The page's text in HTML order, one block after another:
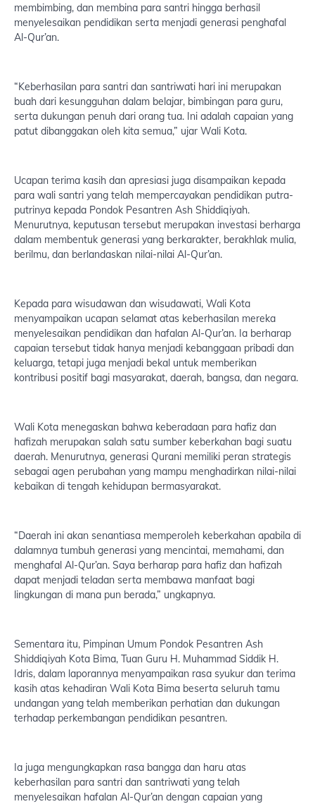
membimbing, dan membina para santri hingga berhasil
menyelesaikan pendidikan serta menjadi generasi penghafal
Al-Qur’an.
“Keberhasilan para santri dan santriwati hari ini merupakan
buah dari kesungguhan dalam belajar, bimbingan para guru,
serta dukungan penuh dari orang tua. Ini adalah capaian yang
patut dibanggakan oleh kita semua,” ujar Wali Kota.
Ucapan terima kasih dan apresiasi juga disampaikan kepada
para wali santri yang telah mempercayakan pendidikan putra-
putrinya kepada Pondok Pesantren Ash Shiddiqiyah.
Menurutnya, keputusan tersebut merupakan investasi berharga
dalam membentuk generasi yang berkarakter, berakhlak mulia,
berilmu, dan berlandaskan nilai-nilai Al-Qur’an.
Kepada para wisudawan dan wisudawati, Wali Kota
menyampaikan ucapan selamat atas keberhasilan mereka
menyelesaikan pendidikan dan hafalan Al-Qur’an. Ia berharap
capaian tersebut tidak hanya menjadi kebanggaan pribadi dan
keluarga, tetapi juga menjadi bekal untuk memberikan
kontribusi positif bagi masyarakat, daerah, bangsa, dan negara.
Wali Kota menegaskan bahwa keberadaan para hafiz dan
hafizah merupakan salah satu sumber keberkahan bagi suatu
daerah. Menurutnya, generasi Qurani memiliki peran strategis
sebagai agen perubahan yang mampu menghadirkan nilai-nilai
kebaikan di tengah kehidupan bermasyarakat.
“Daerah ini akan senantiasa memperoleh keberkahan apabila di
dalamnya tumbuh generasi yang mencintai, memahami, dan
menghafal Al-Qur’an. Saya berharap para hafiz dan hafizah
dapat menjadi teladan serta membawa manfaat bagi
lingkungan di mana pun berada,” ungkapnya.
Sementara itu, Pimpinan Umum Pondok Pesantren Ash
Shiddiqiyah Kota Bima, Tuan Guru H. Muhammad Siddik H.
Idris, dalam laporannya menyampaikan rasa syukur dan terima
kasih atas kehadiran Wali Kota Bima beserta seluruh tamu
undangan yang telah memberikan perhatian dan dukungan
terhadap perkembangan pendidikan pesantren.
Ia juga mengungkapkan rasa bangga dan haru atas
keberhasilan para santri dan santriwati yang telah
menyelesaikan hafalan Al-Qur’an dengan capaian yang